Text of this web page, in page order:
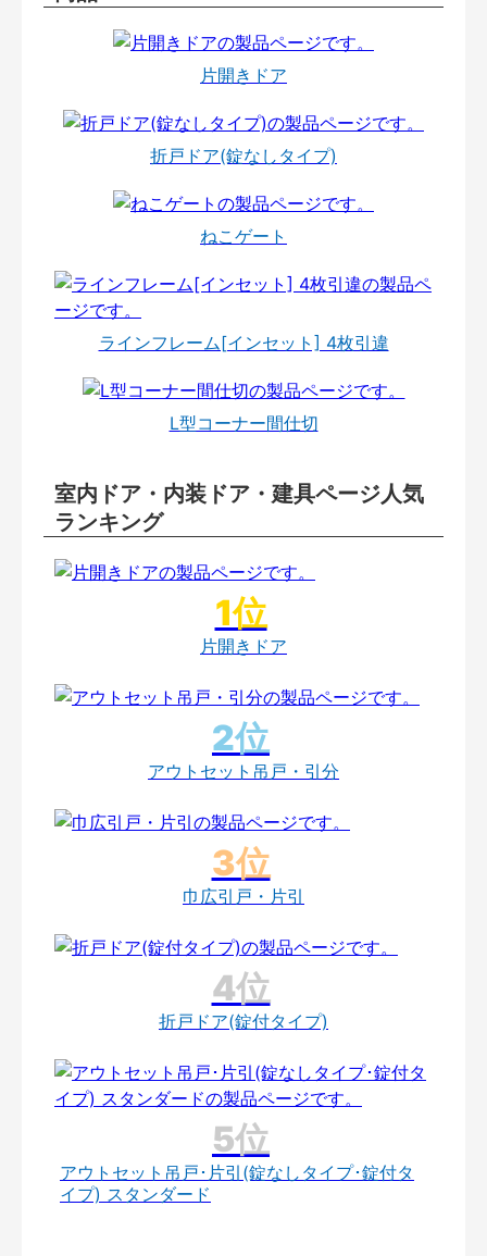
片開きドア
折戸ドア(錠なしタイプ)
ねこゲート
ラインフレーム[インセット] 4枚引違
L型コーナー間仕切
室内ドア・内装ドア・建具ページ人気
ランキング
片開きドア
アウトセット吊戸・引分
巾広引戸・片引
折戸ドア(錠付タイプ)
アウトセット吊戸･片引(錠なしタイプ･錠付タ
イプ) スタンダード